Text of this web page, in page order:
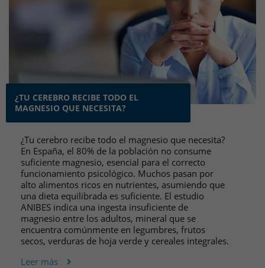
¿TU CEREBRO RECIBE TODO EL
MAGNESIO QUE NECESITA?
¿Tu cerebro recibe todo el magnesio que necesita?
En España, el 80% de la población no consume
suficiente magnesio, esencial para el correcto
funcionamiento psicológico. Muchos pasan por
alto alimentos ricos en nutrientes, asumiendo que
una dieta equilibrada es suficiente. El estudio
ANIBES indica una ingesta insuficiente de
magnesio entre los adultos, mineral que se
encuentra comúnmente en legumbres, frutos
secos, verduras de hoja verde y cereales integrales.
Leer más